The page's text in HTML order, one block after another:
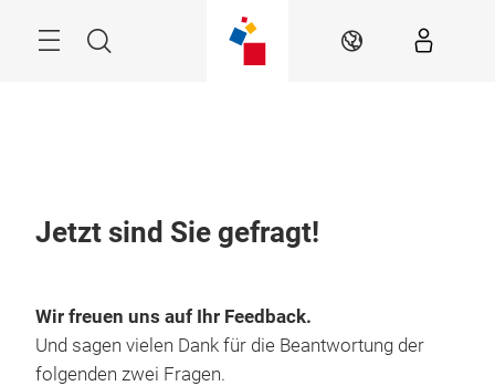
Suche DE
Jetzt sind Sie gefragt!
Wir freuen uns auf Ihr Feedback.
Und sagen vielen Dank für die Beantwortung der
folgenden zwei Fragen.